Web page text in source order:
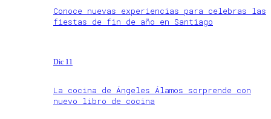
Conoce nuevas experiencias para celebras las
fiestas de fin de año en Santiago
Dic 11
La cocina de Ángeles Álamos sorprende con
nuevo libro de cocina